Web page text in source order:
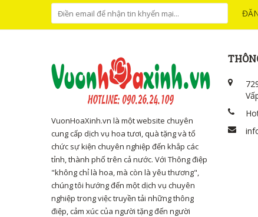
VuonHoaXinh.vn là một website chuyên
cung cấp dịch vụ hoa tươi, quà tặng và tổ
chức sự kiện chuyên nghiệp đến khắp các
tỉnh, thành phố trên cả nước. Với Thông điệp
"không chỉ là hoa, mà còn là yêu thương",
chúng tôi hướng đến một dịch vụ chuyên
nghiệp trong việc truyền tải những thông
điệp, cảm xúc của người tặng đến người